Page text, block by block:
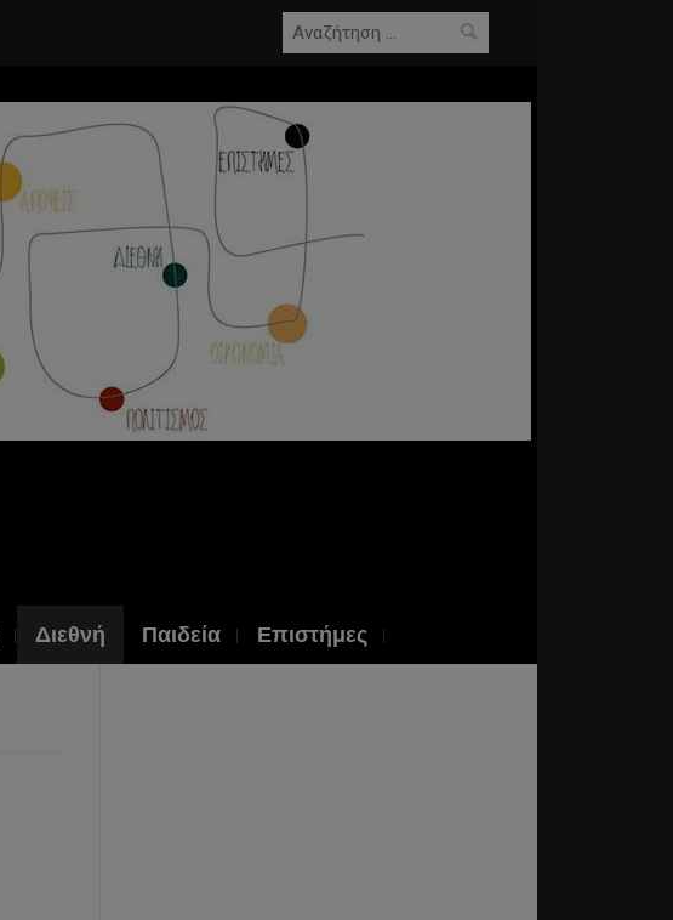
Αναζήτηση
για:
Διεθνή Παιδεία Επιστήμες